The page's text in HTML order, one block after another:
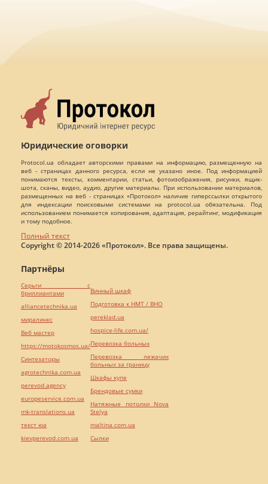
Юридические оговорки
Protocol.ua обладает авторскими правами на информацию, размещенную на
веб - страницах данного ресурса, если не указано иное. Под информацией
понимаются тексты, комментарии, статьи, фотоизображения, рисунки, ящик-
шота, сканы, видео, аудио, другие материалы. При использовании материалов,
размещенных на веб - страницах «Протокол» наличие гиперссылки открытого
для индексации поисковыми системами на protocol.ua обязательна. Под
использованием понимается копирования, адаптация, рерайтинг, модификация
и тому подобное.
Полный текст
Copyright © 2014-2026 «Протокол». Все права защищены.
Партнёры
Серьги с
бриллиантами
alliancetechnika.ua
миралинкс
Веб мастер
https://motokosmos.ua/
Синтезаторы
agrotechnika.com.ua
perevod.agency
europeservice.com.ua
mk-translations.ua
текст юа
kievperevod.com.ua
Винный шкаф
Подготовка к НМТ / ВНО
pereklad.ua
hospice-life.com.ua/
Перевозка больных
Перевозка лежачих
больных за границу
Шкафы купе
Брендовые сумки
Натяжные потолки Nova
Stelya
maltina.com.ua
Cылки